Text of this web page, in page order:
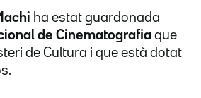
ha estat guardonada
de Cinematografia que
de Cultura i que està dotat